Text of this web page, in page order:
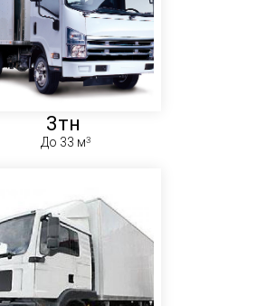
3тн
До 33 м